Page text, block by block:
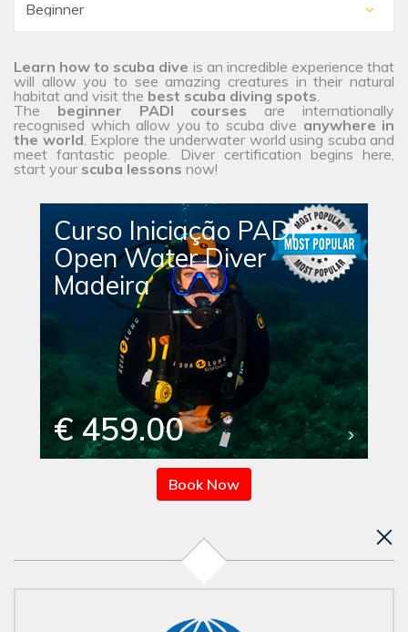
Learn how to scuba dive is an incredible experience that
will allow you to see amazing creatures in their natural
habitat and visit the best scuba diving spots.
The beginner PADI courses are internationally
recognised which allow you to scuba dive anywhere in
the world. Explore the underwater world using scuba and
meet fantastic people. Diver certification begins here,
start your scuba lessons now!
Curso Iniciação PADI
Open Water Diver
Madeira
€ 459.00
Book Now